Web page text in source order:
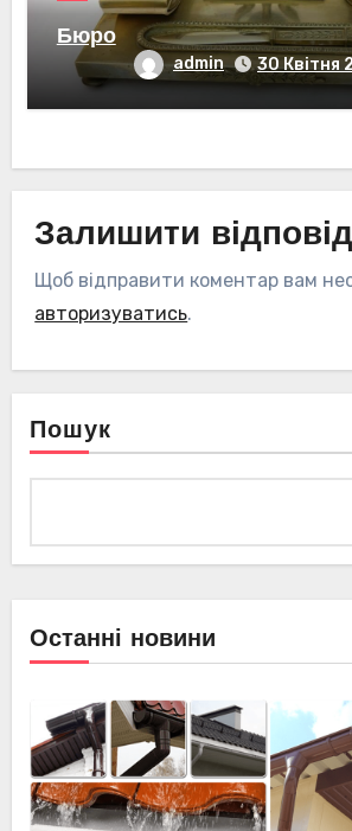
Бюро
admin 30 Квітня
Залишити
Щоб відправити коментар вам
авторизуватись.
Пошук
Останні новини